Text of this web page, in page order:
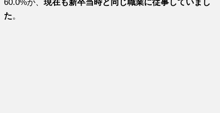
60.0%が、現在も新卒当時と同じ職業に従事していまし
た。